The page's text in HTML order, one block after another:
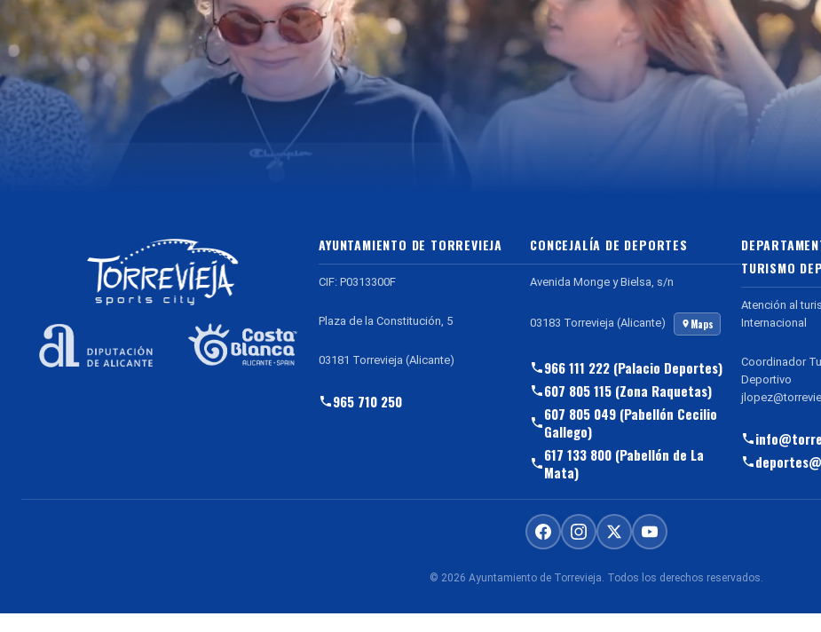
AYUNTAMIENTO DE TORREVIEJA
CIF: P0313300F
Plaza de la Constitución, 5
03181 Torrevieja (Alicante)
965 710 250
CONCEJALÍA DE DEPORTES
Avenida Monge y Bielsa, s/n
03183 Torrevieja (Alicante) Maps
966 111 222 (Palacio Deportes)
607 805 115 (Zona Raquetas)
607 805 049 (Pabellón Cecilio
Gallego)
617 133 800 (Pabellón de La
Mata)
TURISMO
Atención al
Internacional
Coordinador
Deportivo
© 2026 Ayuntamiento de Torrevieja. Todos los derechos reservados.